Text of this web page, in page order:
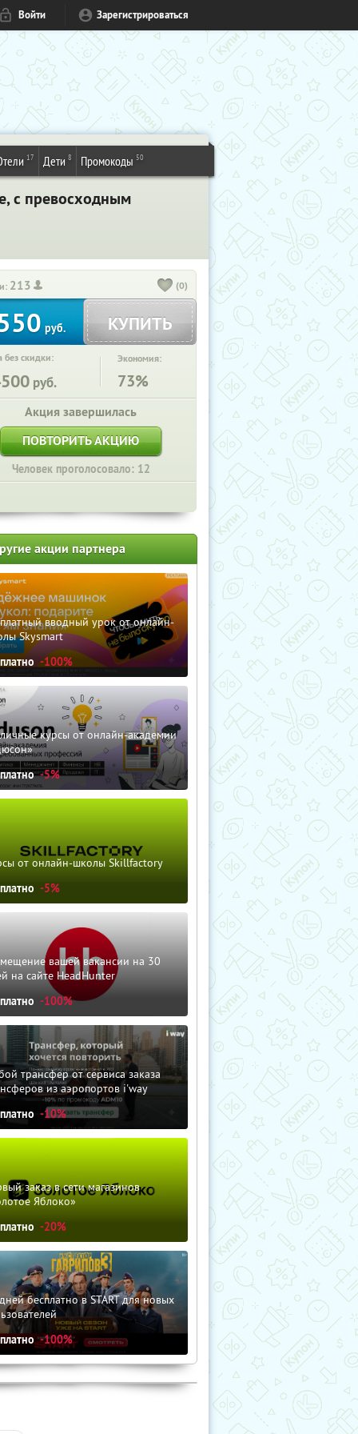
Войти Зарегистрироваться
17 Дети 8 Промокоды 50
с превосходным
213 (0)
руб. КУПИТЬ
без скидки:
руб.
Экономия:
73%
Акция завершилась
ПОВТОРИТЬ АКЦИЮ
Человек проголосовало: 12
акции партнера
вводный урок от онлайн-
Skysmart
-100%
курсы от онлайн-академии
-5%
от онлайн-школы Skillfactory
-5%
вашей вакансии на 30
на сайте HeadHunter
-100%
трансфер от сервиса заказа
из аэропортов i'way
-10%
заказ в сети магазинов
Яблоко»
-20%
бесплатно в START для новых
-100%